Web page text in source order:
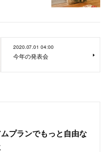
2020.07.01 04:00
今年の発表会
プランでもっと自由な